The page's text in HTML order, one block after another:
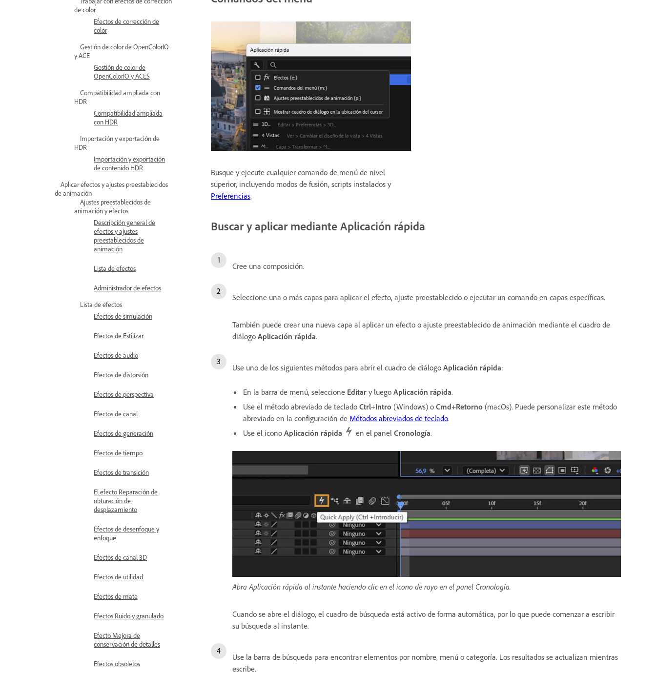
de color
Efectos de corrección de
color
Gestión de color de OpenColorIO
y ACE
Gestión de color de
OpenColorIO y ACES
Compatibilidad ampliada con
HDR
Compatibilidad ampliada
con HDR
Importación y exportación de
HDR
Importación y exportación
de contenido HDR
Aplicar efectos y ajustes preestablecidos
de animación
Ajustes preestablecidos de
animación y efectos
Descripción general de
efectos y ajustes
preestablecidos de
animación
Lista de efectos
Administrador de efectos
Lista de efectos
Efectos de simulación
Efectos de Estilizar
Efectos de audio
Efectos de distorsión
Efectos de perspectiva
Efectos de canal
Efectos de generación
Efectos de tiempo
Efectos de transición
El efecto Reparación de
obturación de
desplazamiento
Efectos de desenfoque y
enfoque
Efectos de canal 3D
Efectos de utilidad
Efectos de mate
Efectos Ruido y granulado
Efecto Mejora de
conservación de detalles
Efectos obsoletos
Busque y ejecute cualquier comando de menú de nivel
superior, incluyendo modos de fusión, scripts instalados y
Preferencias.
Buscar y aplicar mediante Aplicación rápida
Cree una composición.
Seleccione una o más capas para aplicar el efecto, ajuste preestablecido o ejecutar un comando en capas específicas.
También puede crear una nueva capa al aplicar un efecto o ajuste preestablecido de animación mediante el cuadro de
diálogo Aplicación rápida.
Use uno de los siguientes métodos para abrir el cuadro de diálogo Aplicación rápida:
En la barra de menú, seleccione Editar y luego Aplicación rápida.
Use el método abreviado de teclado Ctrl+Intro (Windows) o Cmd+Retorno (macOs). Puede personalizar este método
abreviado en la configuración de Métodos abreviados de teclado.
Use el icono Aplicación rápida en el panel Cronología.
Abra Aplicación rápida al instante haciendo clic en el icono de rayo en el panel Cronología.
Cuando se abre el diálogo, el cuadro de búsqueda está activo de forma automática, por lo que puede comenzar a escribir
su búsqueda al instante.
Use la barra de búsqueda para encontrar elementos por nombre, menú o categoría. Los resultados se actualizan mientras
escribe.